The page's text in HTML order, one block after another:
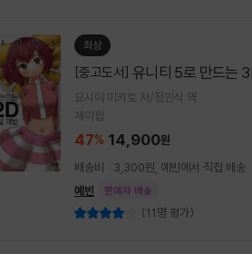
최상
[중고도서] 유니티 5로 만드는
요시야 미키토 저/정인식 역
제이펍
47% 14,900원
배송비 : 3,300원, 예빈에서 직접 배송
예빈
판매자 배송
(11명 평가)